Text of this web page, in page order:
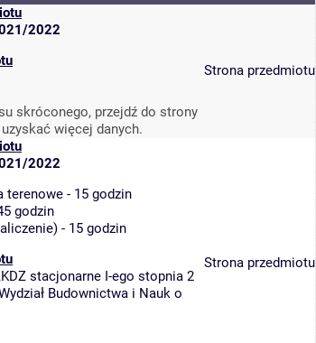
2022
skróconego, przejdź do strony
więcej danych.
Strona przedmiotu
2022
terenowe - 15 godzin
godzin
- 15 godzin
stacjonarne I-ego stopnia 2
Budownictwa i Nauk o
Strona przedmiotu